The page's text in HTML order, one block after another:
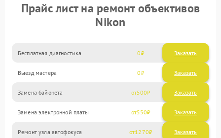
Прайс лист на ремонт объективов
Nikon
Бесплатная диагностика 0 Заказать
Выезд мастера 0 Заказать
Замена байонета 500
Замена электронной платы 550
Ремонт узла автофокуса 1270